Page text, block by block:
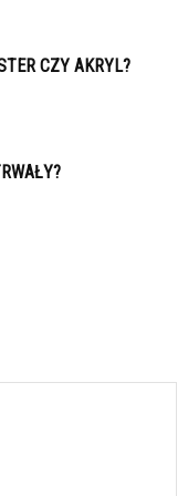
CZY AKRYL?